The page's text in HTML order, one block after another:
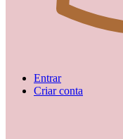
Entrar
Criar conta